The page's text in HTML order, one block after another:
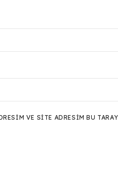
VE SITE ADRESIM BU